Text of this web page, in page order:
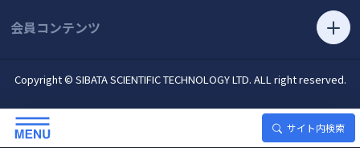
サイト内検索
会員コンテンツ
Copyright © SIBATA SCIENTIFIC TECHNOLOGY LTD. ALL right reserved.